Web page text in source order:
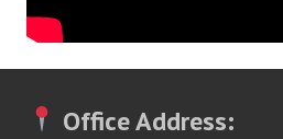
Office Address: